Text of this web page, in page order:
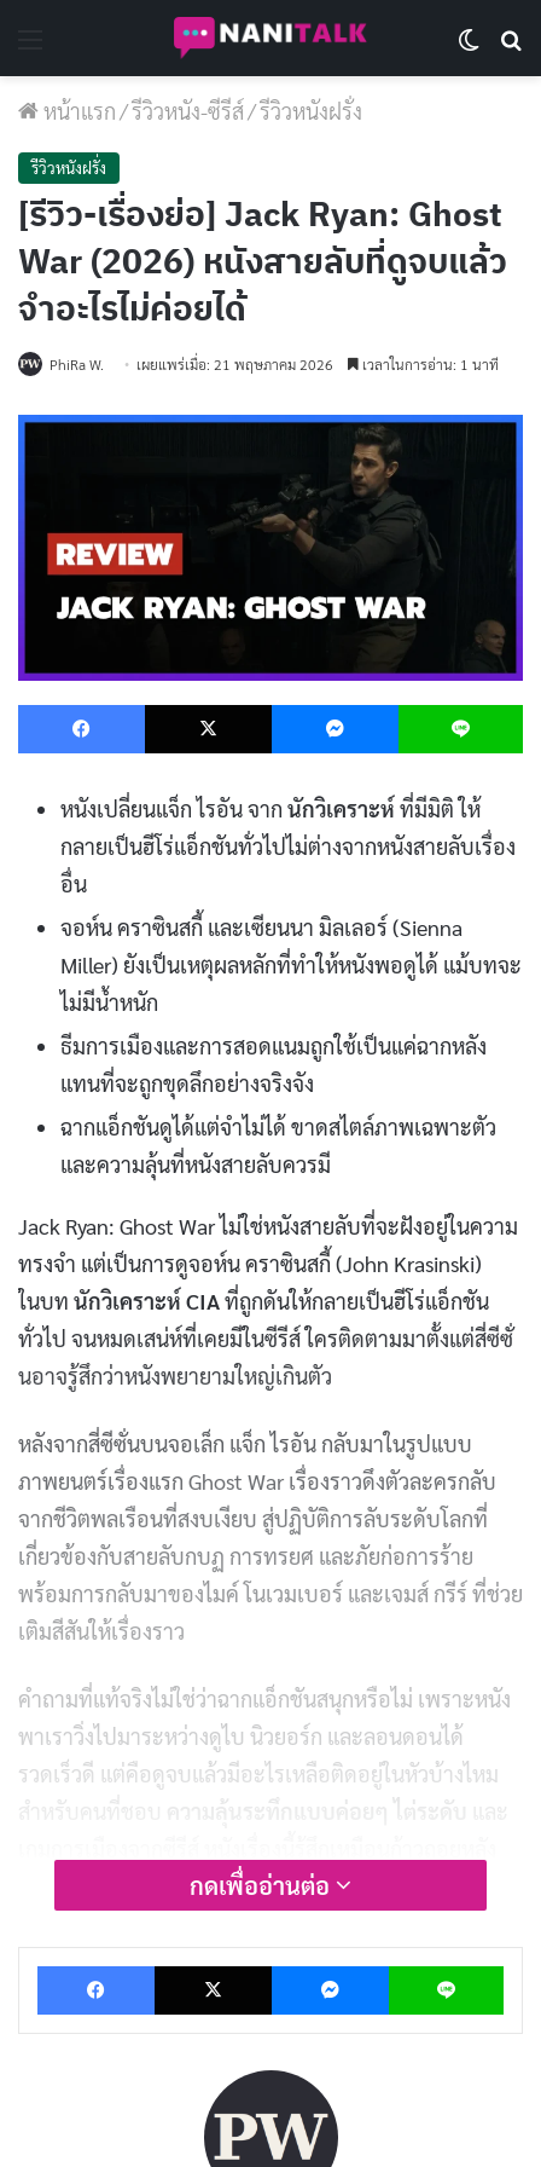
หน้าแรก/รีวิวหนัง-ซีรีส์/รีวิวหนังฝรั่ง
รีวิวหนังฝรั่ง
[รีวิว-เรื่องย่อ] Jack Ryan: Ghost
War (2026) หนังสายลับที่ดูจบแล้ว
จำอะไรไม่ค่อยได้
PhiRa W. เผยแพร่เมื่อ: 21 พฤษภาคม 2026 เวลาในการอ่าน: 1 นาที
Facebook X Messenger
หนังเปลี่ยนแจ็ก ไรอัน จาก นักวิเคราะห์ ที่มีมิติ ให้
กลายเป็นฮีโร่แอ็กชันทั่วไปไม่ต่างจากหนังสายลับเรื่อง
อื่น
จอห์น คราซินสกี้ และเซียนนา มิลเลอร์ (Sienna
Miller) ยังเป็นเหตุผลหลักที่ทำให้หนังพอดูได้ แม้บทจะ
ไม่มีน้ำหนัก
ธีมการเมืองและการสอดแนมถูกใช้เป็นแค่ฉากหลัง
แทนที่จะถูกขุดลึกอย่างจริงจัง
ฉากแอ็กชันดูได้แต่จำไม่ได้ ขาดสไตล์ภาพเฉพาะตัว
และความลุ้นที่หนังสายลับควรมี
Jack Ryan: Ghost War ไม่ใช่หนังสายลับที่จะฝังอยู่ในความ
ทรงจำ แต่เป็นการดูจอห์น คราซินสกี้ (John Krasinski)
ในบท นักวิเคราะห์ CIA ที่ถูกดันให้กลายเป็นฮีโร่แอ็กชัน
ทั่วไป จนหมดเสน่ห์ที่เคยมีในซีรีส์ ใครติดตามมาตั้งแต่สี่ซีซั่
นอาจรู้สึกว่าหนังพยายามใหญ่เกินตัว
หลังจากสี่ซีซั่นบนจอเล็ก แจ็ก ไรอัน กลับมาในรูปแบบ
ภาพยนตร์เรื่องแรก Ghost War เรื่องราวดึงตัวละครกลับ
จากชีวิตพลเรือนที่สงบเงียบ สู่ปฏิบัติการลับระดับโลกที่
เกี่ยวข้องกับสายลับกบฏ การทรยศ และภัยก่อการร้าย
พร้อมการกลับมาของไมค์ โนเวมเบอร์ และเจมส์ กรีร์ ที่ช่วย
เติมสีสันให้เรื่องราว
คำถามที่แท้จริงไม่ใช่ว่าฉากแอ็กชันสนุกหรือไม่ เพราะหนัง
พาเราวิ่งไปมาระหว่างดูไบ นิวยอร์ก และลอนดอนได้
รวดเร็วดี แต่คือดูจบแล้วมีอะไรเหลือติดอยู่ในหัวบ้างไหม
สำหรับคนที่ชอบ
ความลุ้นระทึกแบบค่อยๆ ไต่ระดับ
จากสิ่งที่เคยทำให้แฟรนไชส์นี้โดดเด่น
กดเพื่ออ่านต่อ
Facebook X Messenger Line